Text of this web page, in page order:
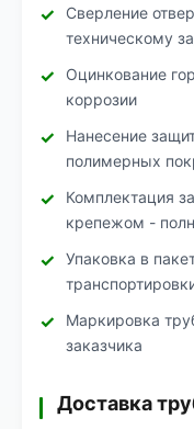
Сверление
техническому
Оцинкование
коррозии
Нанесение
полимерных
Комплектация
крепежом -
Упаковка в
Маркировка
заказчика
Доставка